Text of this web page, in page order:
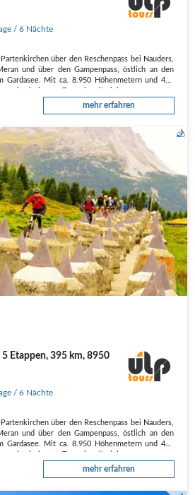
/ 6 Nächte
über den Reschenpass bei Nauders,
und über den Gampenpass, östlich an den
Gardasee. Mit ca. 8.950 Höhenmetern und 415
mehr erfahren
Plamorter Boden.
5 Etappen, 395 km, 8950
/ 6 Nächte
über den Reschenpass bei Nauders,
und über den Gampenpass, östlich an den
Gardasee. Mit ca. 8.950 Höhenmetern und 415
mehr erfahren